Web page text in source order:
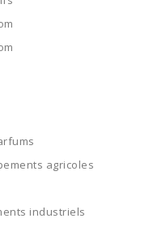
agricoles
industriels